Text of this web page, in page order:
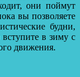
они поймут
вы позволяете
будни,
в зиму с
движения.